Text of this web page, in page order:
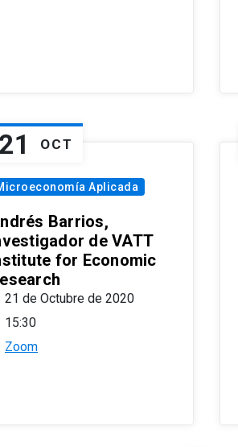
21 OCT
Aplicada
Barrios,
de VATT
for Economic
21 de Octubre de 2020
15:30
Zoom